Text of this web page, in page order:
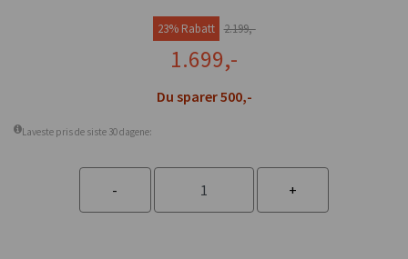
23% Rabatt 2.199,-
1.699,-
Du sparer 500,-
Laveste pris de siste 30 dagene: